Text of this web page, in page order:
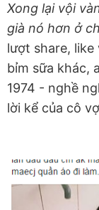
Xong lại vội
già nó hơn ở
lượt share,
bỉm sữa khác,
1974 - nghề
lời kể của cô